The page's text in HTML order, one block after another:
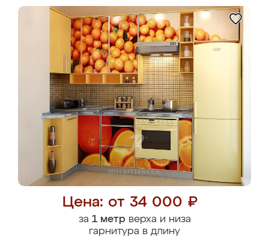
Цена: от 34 000 ₽
за 1 метрверха и низа
гарнитура в длину